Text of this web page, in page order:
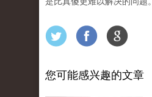
您可能感兴趣的文章